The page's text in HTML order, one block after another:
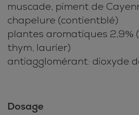
muscade, piment de
chapelure (contientblé)
plantes aromatiques 2,9%
thym, laurier)
antiagglomérant: dioxyde
Dosage